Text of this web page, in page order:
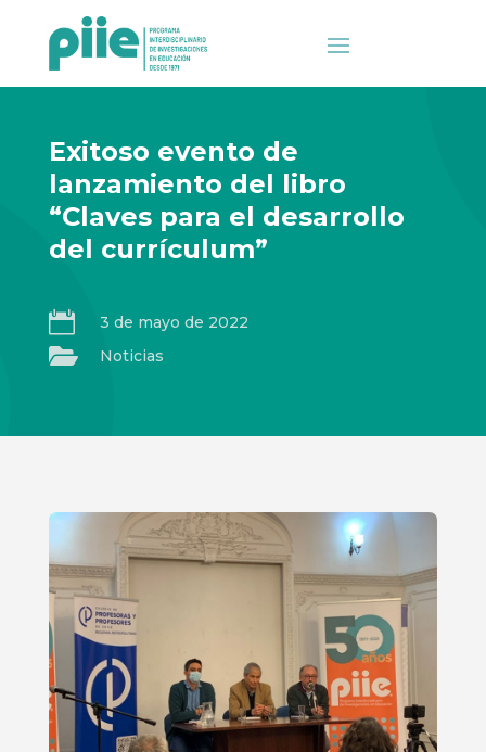
Exitoso evento de
lanzamiento del libro
“Claves para el desarrollo
del currículum”
 3 de mayo de 2022
 Noticias